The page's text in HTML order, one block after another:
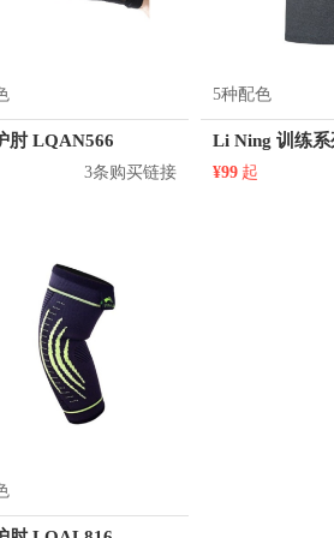
肘 LQAN566
3条购买链接
5种配色
¥99 起